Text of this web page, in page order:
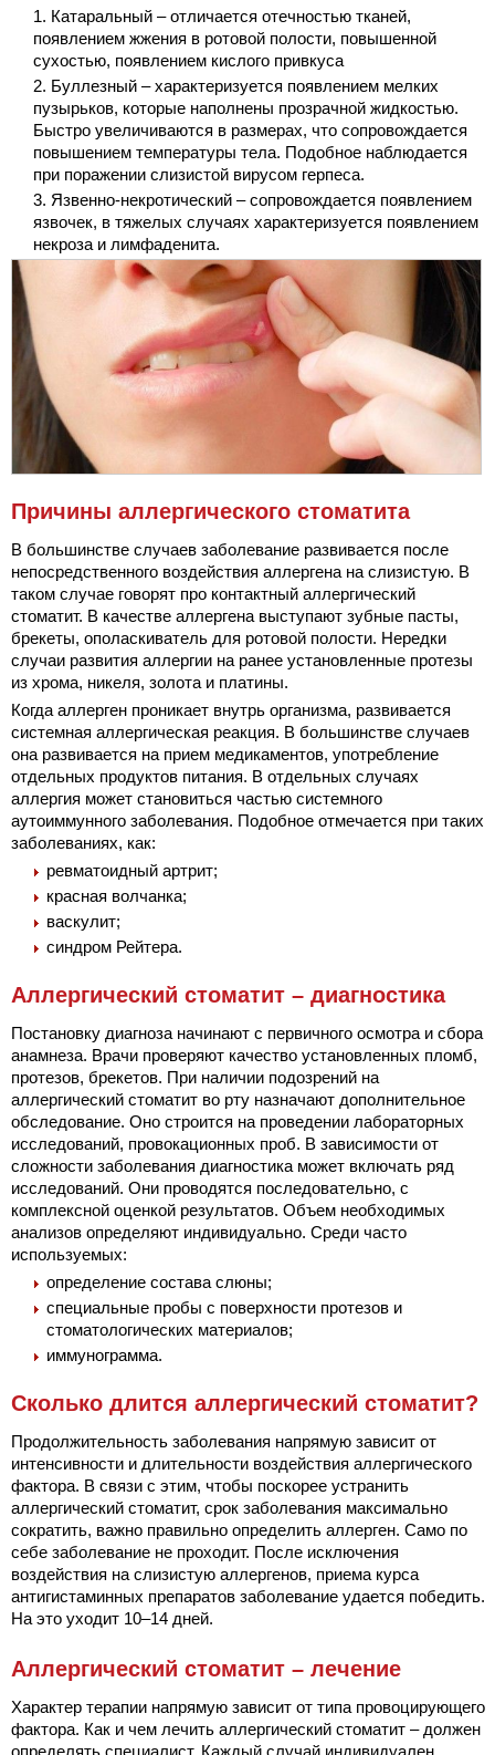
Катаральный – отличается отечностью тканей,
появлением жжения в ротовой полости, повышенной
сухостью, появлением кислого привкуса
Буллезный – характеризуется появлением мелких
пузырьков, которые наполнены прозрачной жидкостью.
Быстро увеличиваются в размерах, что сопровождается
повышением температуры тела. Подобное наблюдается
при поражении слизистой вирусом герпеса.
Язвенно-некротический – сопровождается появлением
язвочек, в тяжелых случаях характеризуется появлением
некроза и лимфаденита.
Причины аллергического стоматита
В большинстве случаев заболевание развивается после
непосредственного воздействия аллергена на слизистую. В
таком случае говорят про контактный аллергический
стоматит. В качестве аллергена выступают зубные пасты,
брекеты, ополаскиватель для ротовой полости. Нередки
случаи развития аллергии на ранее установленные протезы
из хрома, никеля, золота и платины.
Когда аллерген проникает внутрь организма, развивается
системная аллергическая реакция. В большинстве случаев
она развивается на прием медикаментов, употребление
отдельных продуктов питания. В отдельных случаях
аллергия может становиться частью системного
аутоиммунного заболевания. Подобное отмечается при таких
заболеваниях, как:
ревматоидный артрит;
красная волчанка;
васкулит;
синдром Рейтера.
Аллергический стоматит – диагностика
Постановку диагноза начинают с первичного осмотра и сбора
анамнеза. Врачи проверяют качество установленных пломб,
протезов, брекетов. При наличии подозрений на
аллергический стоматит во рту назначают дополнительное
обследование. Оно строится на проведении лабораторных
исследований, провокационных проб. В зависимости от
сложности заболевания диагностика может включать ряд
исследований. Они проводятся последовательно, с
комплексной оценкой результатов. Объем необходимых
анализов определяют индивидуально. Среди часто
используемых:
определение состава слюны;
специальные пробы с поверхности протезов и
стоматологических материалов;
иммунограмма.
Сколько длится аллергический стоматит?
Продолжительность заболевания напрямую зависит от
интенсивности и длительности воздействия аллергического
фактора. В связи с этим, чтобы поскорее устранить
аллергический стоматит, срок заболевания максимально
сократить, важно правильно определить аллерген. Само по
себе заболевание не проходит. После исключения
воздействия на слизистую аллергенов, приема курса
антигистаминных препаратов заболевание удается победить.
На это уходит 10–14 дней.
Аллергический стоматит – лечение
Характер терапии напрямую зависит от типа провоцирующего
фактора. Как и чем лечить аллергический стоматит – должен
определять специалист. Каждый случай индивидуален.